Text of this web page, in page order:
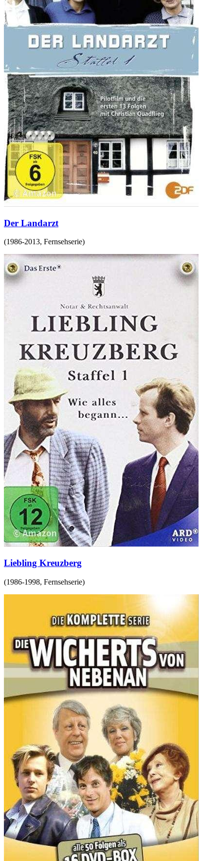
Der Landarzt
(1986-2013, Fernsehserie)
Liebling Kreuzberg
(1986-1998, Fernsehserie)